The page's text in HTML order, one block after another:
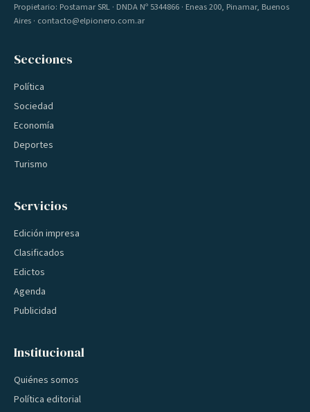
Propietario: Postamar SRL · DNDA Nº 5344866 · Eneas 200, Pinamar, Buenos
Aires · contacto@elpionero.com.ar
Secciones
Política
Sociedad
Economía
Deportes
Turismo
Servicios
Edición impresa
Clasificados
Edictos
Agenda
Publicidad
Institucional
Quiénes somos
Política editorial